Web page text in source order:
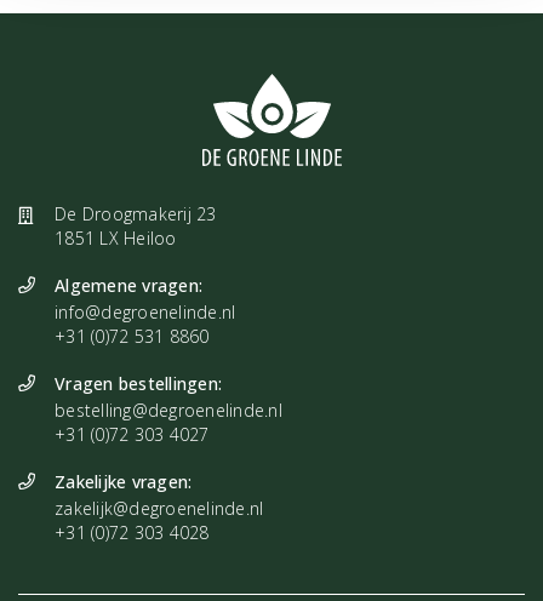
Druppel de olie op het Cederhouten hartje en plaats deze
eventueel met de stenen in de speltkaf in de binnenvoering van de
Materialen
Fluweel, pitjeskatoen, speltkaf *alles van biologische oorsprong
Speltkaf is hypoallergeen en heeft een heilzame werking op lichaam
en geest. Om speltkaf nieuwe energie te geven kan het
de speltkaf zich hiermee kan opladen. Speltkaf houdt niet van water.
Zowel binnenvoering als buitenhoes zijn voorzien van ritsen.
Nazorg
De fluwelen buitenhoes is op de hand te wassen. Binnenkussen niet
De Droogmakerij 23
1851 LX Heiloo
Algemene vragen:
info@degroenelinde.nl
+31 (0)72 531 8860
Vragen bestellingen:
bestelling@degroenelinde.nl
+31 (0)72 303 4027
Zakelijke vragen:
zakelijk@degroenelinde.nl
+31 (0)72 303 4028